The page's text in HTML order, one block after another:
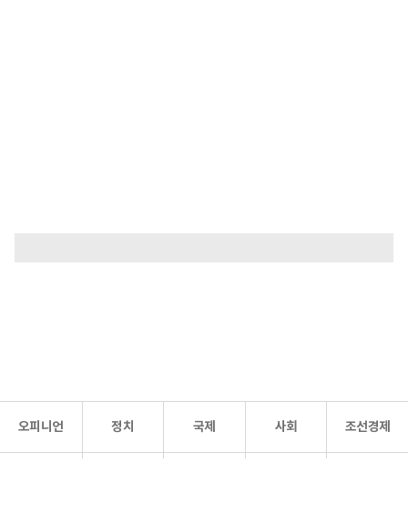
오피니언 정치 국제 사회 조선경제